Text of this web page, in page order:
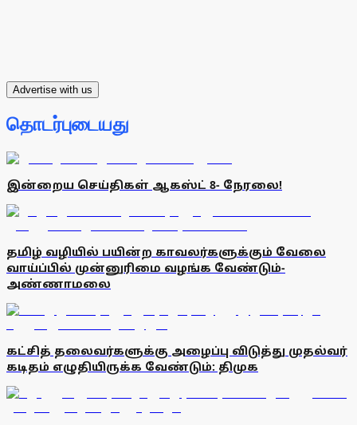
Advertise with us
தொடர்புடையது
இன்றைய செய்திகள் ஆகஸ்ட் 8- நேரலை!
தமிழ் வழியில் பயின்ற காவலர்களுக்கும் வேலை
வாய்ப்பில் முன்னுரிமை வழங்க வேண்டும்-
அண்ணாமலை
கட்சித் தலைவர்களுக்கு அழைப்பு விடுத்து முதல்வர்
கடிதம் எழுதியிருக்க வேண்டும்: திமுக